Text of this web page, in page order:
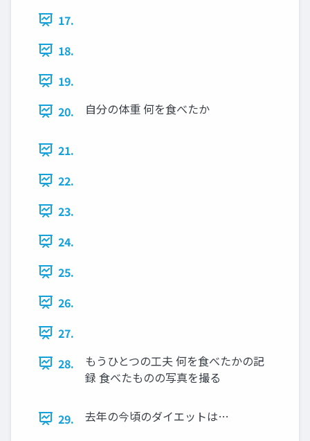
17.
18.
19.
20.
自分の体重 何を食べたか
21.
22.
23.
24.
25.
26.
27.
28.
もうひとつの工夫 何を食べたかの記
録 食べたものの写真を撮る
29. 去年の今頃のダイエットは…